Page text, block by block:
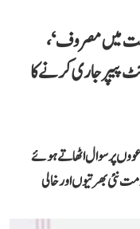
میں مصروف‘،
پیپر جاری کرنے کا
پر سوال اٹھاتے ہوئے
نئی بھرتیوں اور خالی